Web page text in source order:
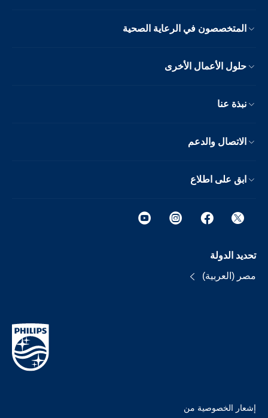
المتخصصون في الرعاية الصحية
حلول الأعمال الأخرى
نبذة عنا
الاتصال والدعم
ابق على اطلاع
تحديد الدولة
مصر (العربية)
إشعار الخصوصية من